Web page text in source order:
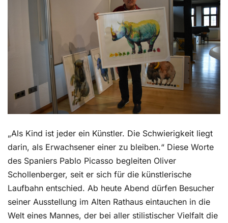
„Als Kind ist jeder ein Künstler. Die Schwierigkeit liegt
darin, als Erwachsener einer zu bleiben.“ Diese Worte
des Spaniers Pablo Picasso begleiten Oliver
Schollenberger, seit er sich für die künstlerische
Laufbahn entschied. Ab heute Abend dürfen Besucher
seiner Ausstellung im Alten Rathaus eintauchen in die
Welt eines Mannes, der bei aller stilistischer Vielfalt die